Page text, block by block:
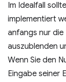
Im Idealfall
implementiert
anfangs nur die
auszublenden
Wenn Sie den
Eingabe seiner